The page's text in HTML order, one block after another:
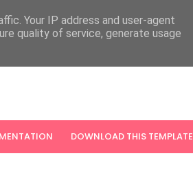
DOWNLOAD THIS TEMPLATE
Your IP address and user-agent
quality of service, generate usage